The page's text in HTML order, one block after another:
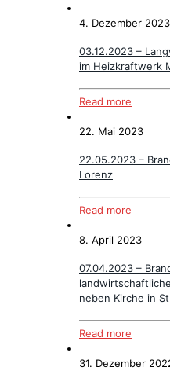
4. Dezember 2023
03.12.2023 –
im Heizkraftwerk
Read more
22. Mai 2023
22.05.2023 –
Lorenz
Read more
8. April 2023
07.04.2023 –
neben Kirche in
Read more
31. Dezember